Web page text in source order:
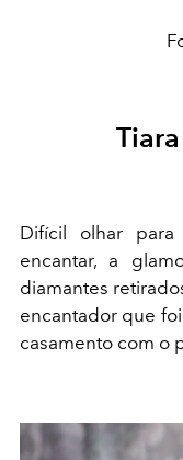
Difícil olhar
encantar, a
diamantes
encantador que
casamento com o